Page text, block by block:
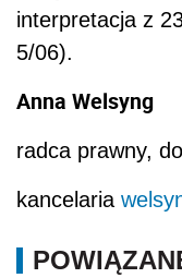
interpretacja z
5/06).
Anna Welsyng
radca prawny,
kancelaria